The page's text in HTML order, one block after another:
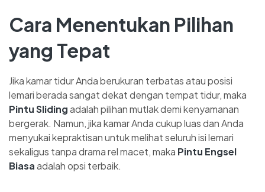
Cara Menentukan Pilihan
yang Tepat
Jika kamar tidur Anda berukuran terbatas atau posisi
lemari berada sangat dekat dengan tempat tidur, maka
Pintu Slidingadalah pilihan mutlak demi kenyamanan
bergerak. Namun, jika kamar Anda cukup luas dan Anda
menyukai kepraktisan untuk melihat seluruh isi lemari
sekaligus tanpa drama rel macet, maka Pintu Engsel
Biasaadalah opsi terbaik.